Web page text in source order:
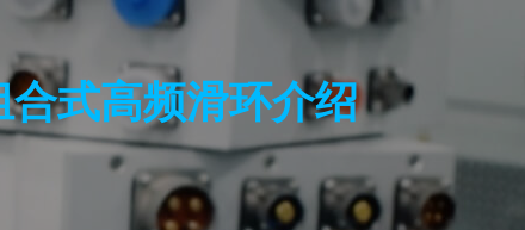
合式高频滑环介绍